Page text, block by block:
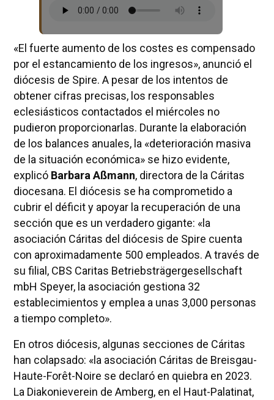
«El fuerte aumento de los costes es compensado
por el estancamiento de los ingresos», anunció el
diócesis de Spire. A pesar de los intentos de
obtener cifras precisas, los responsables
eclesiásticos contactados el miércoles no
pudieron proporcionarlas. Durante la elaboración
de los balances anuales, la «deterioración masiva
de la situación económica» se hizo evidente,
explicó Barbara Aßmann, directora de la Cáritas
diocesana. El diócesis se ha comprometido a
cubrir el déficit y apoyar la recuperación de una
sección que es un verdadero gigante: «la
asociación Cáritas del diócesis de Spire cuenta
con aproximadamente 500 empleados. A través de
su filial, CBS Caritas Betriebsträgergesellschaft
mbH Speyer, la asociación gestiona 32
establecimientos y emplea a unas 3,000 personas
a tiempo completo».
En otros diócesis, algunas secciones de Cáritas
han colapsado: «la asociación Cáritas de Breisgau-
Haute-Forêt-Noire se declaró en quiebra en 2023.
La Diakonieverein de Amberg, en el Haut-Palatinat,